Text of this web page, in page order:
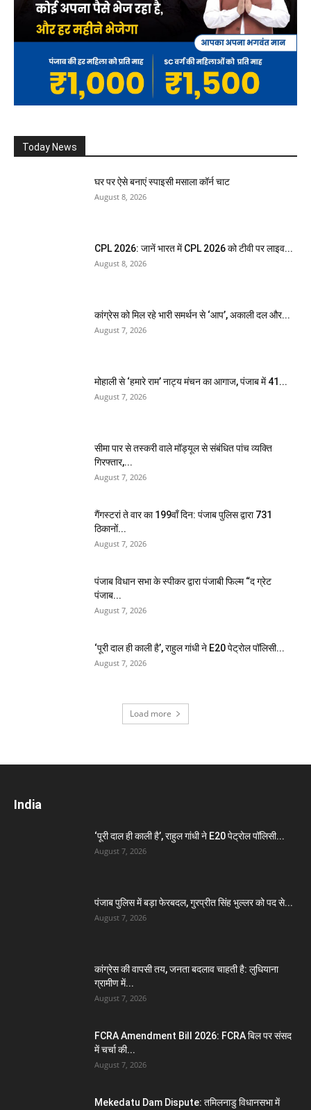
Today News
घर पर ऐसे बनाएं स्पाइसी मसाला कॉर्न चाट
August 8, 2026
CPL 2026: जानें भारत में CPL 2026 को टीवी पर लाइव...
August 8, 2026
कांग्रेस को मिल रहे भारी समर्थन से ‘आप’, अकाली दल और...
August 7, 2026
मोहाली से ‘हमारे राम’ नाट्य मंचन का आगाज, पंजाब में 41...
August 7, 2026
सीमा पार से तस्करी वाले मॉड्यूल से संबंधित पांच व्यक्ति
गिरफ्तार,...
August 7, 2026
गैंगस्टरां ते वार का 199वाँ दिन: पंजाब पुलिस द्वारा 731
ठिकानों...
August 7, 2026
पंजाब विधान सभा के स्पीकर द्वारा पंजाबी फिल्म “द ग्रेट
पंजाब...
August 7, 2026
‘पूरी दाल ही काली है’, राहुल गांधी ने E20 पेट्रोल पॉलिसी...
August 7, 2026
Load more
India
‘पूरी दाल ही काली है’, राहुल गांधी ने E20 पेट्रोल पॉलिसी...
August 7, 2026
पंजाब पुलिस में बड़ा फेरबदल, गुरप्रीत सिंह भुल्लर को पद से...
August 7, 2026
कांग्रेस की वापसी तय, जनता बदलाव चाहती है: लुधियाना
ग्रामीण में...
August 7, 2026
FCRA Amendment Bill 2026: FCRA बिल पर संसद
में चर्चा की...
August 7, 2026
Mekedatu Dam Dispute: तमिलनाडु विधानसभा में